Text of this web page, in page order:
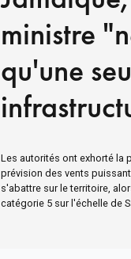
ministre
qu'une
résister"
Les autorités ont exhorté la
prévision des vents
s'abattre sur le territoire,
catégorie 5 sur l'échelle de